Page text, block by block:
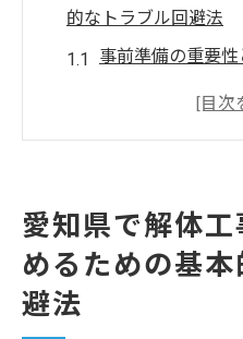
的なトラブル回避法
事前準備の重要
解体工事におけ
トラブル回避の
愛知県で解体
めるための基
避法